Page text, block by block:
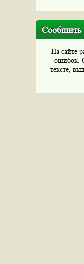
Сообщить
На сайте
ошибок.
тексте,